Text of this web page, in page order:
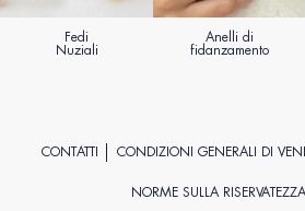
Fedi
Nuziali
Anelli di
fidanzamento
CONTATTI CONDIZIONI GENERALI DI
NORME SULLA RISERVATEZZA